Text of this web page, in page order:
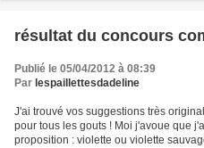
résultat du concours
Publié le 05/04/2012 à 08:39
Par lespaillettesdadeline
J'ai trouvé vos suggestions très
pour tous les gouts ! Moi j'avoue que
proposition : violette ou violette